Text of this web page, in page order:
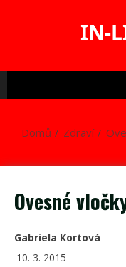
IN-
Domů Zdraví
Ovesné
Gabriela Kortová
10. 3. 2015